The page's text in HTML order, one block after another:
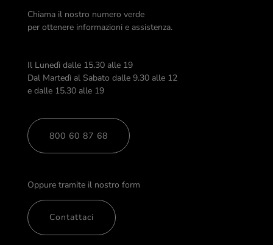
Chiama il nostro numero verde
per ottenere informazioni e assistenza.
Il Lunedì dalle 15.30 alle 19
Dal Martedì al Sabato dalle 9.30 alle 12
e dalle 15.30 alle 19
800 60 87 68
Oppure tramite il nostro form
Contattaci